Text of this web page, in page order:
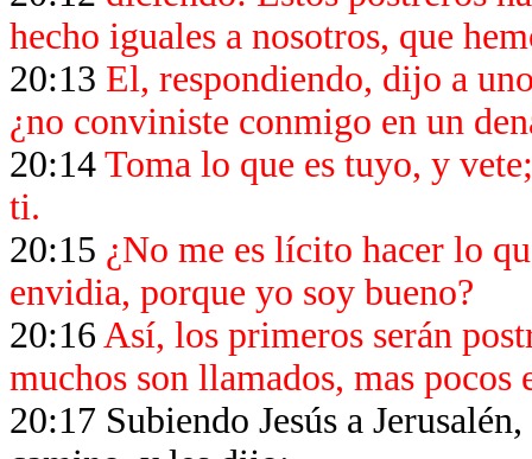
hecho iguales a nosotros, que
20:13 El, respondiendo, dijo a
¿no conviniste conmigo en un
20:14 Toma lo que es tuyo, y
ti.
20:15 ¿No me es lícito hacer lo
envidia, porque yo soy bueno?
20:16 Así, los primeros serán
muchos son llamados, mas pocos
20:17 Subiendo Jesús a